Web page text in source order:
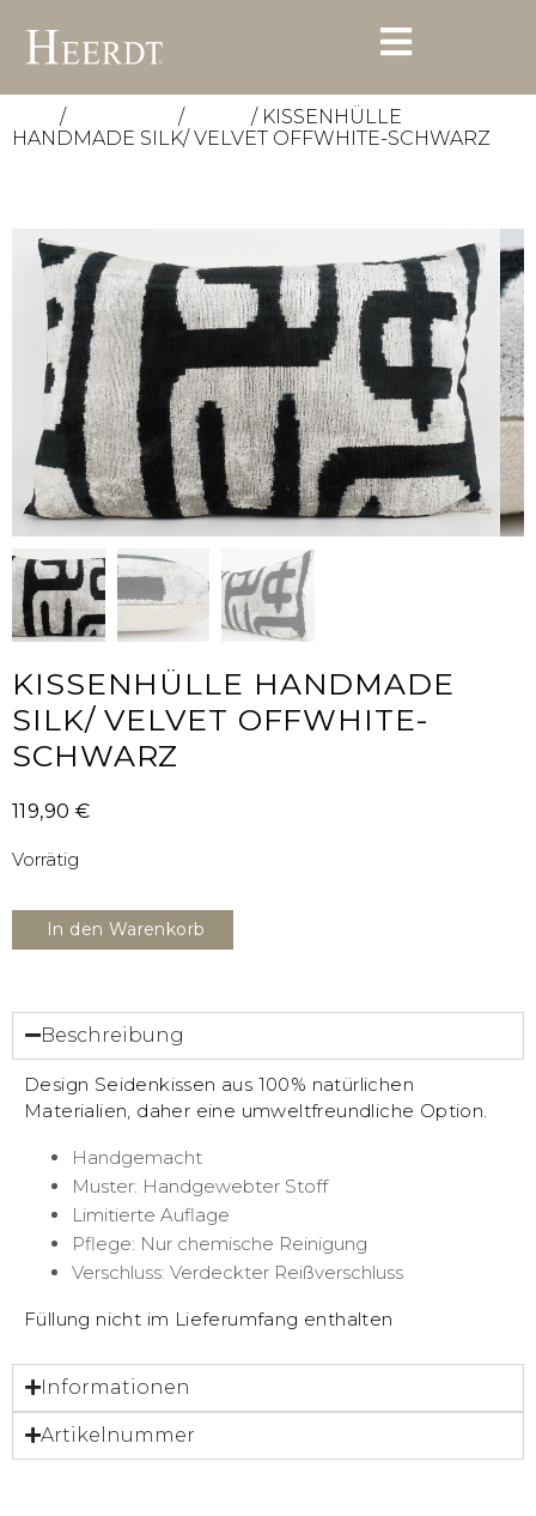
/ /
/ KISSENHÜLLE
HANDMADE SILK/ VELVET OFFWHITE-SCHWARZ
KISSENHÜLLE HANDMADE
SILK/ VELVET OFFWHITE-
SCHWARZ
119,90 €
Vorrätig
In den Warenkorb
Beschreibung
Design Seidenkissen aus 100% natürlichen
Materialien, daher eine umweltfreundliche Option.
Handgemacht
Muster: Handgewebter Stoff
Limitierte Auflage
Pflege: Nur chemische Reinigung
Verschluss: Verdeckter Reißverschluss
Füllung nicht im Lieferumfang enthalten
Informationen
Artikelnummer